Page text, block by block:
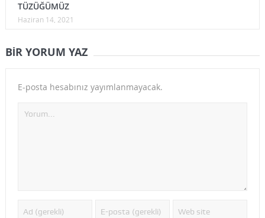
TÜZÜĞÜMÜZ
Haziran 14, 2021
BIR YORUM YAZ
E-posta hesabınız yayımlanmayacak.